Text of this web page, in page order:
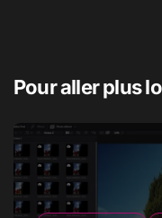
Pour aller plus